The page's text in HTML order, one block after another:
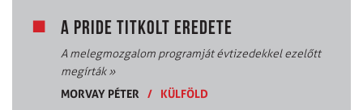
A PRIDE TITKOLT EREDETE
A melegmozgalom programját évtizedekkel ezelőtt
megírták»
MORVAY PÉTER
/ KÜLFÖLD